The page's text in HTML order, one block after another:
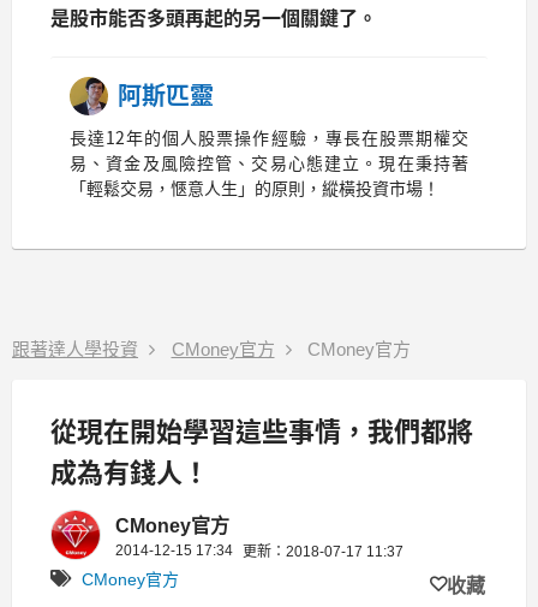
是股市能否多頭再起的另一個關鍵了。
阿斯匹靈
長達12年的個人股票操作經驗，專長在股票期權交
易、資金及風險控管、交易心態建立。現在秉持著
「輕鬆交易，愜意人生」的原則，縱橫投資市場！
跟著達人學投資 CMoney官方 CMoney官方
從現在開始學習這些事情，我們都將
成為有錢人！
CMoney官方
2014-12-15 17:34 更新：2018-07-17 11:37
CMoney官方 收藏